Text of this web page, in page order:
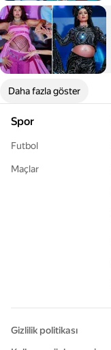
Daha fazla göster
Spor
Futbol
Maçlar
Gizlilik politikası